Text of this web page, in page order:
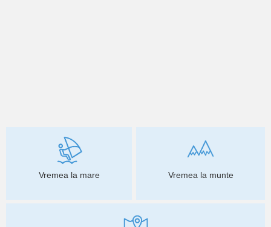
Vremea la mare Vremea la munte